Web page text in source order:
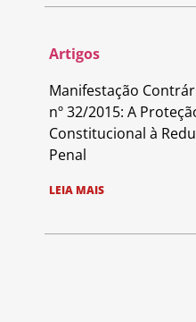
Artigos
Manifestação
nº 32/2015: A
Constitucional à
Penal
LEIA MAIS